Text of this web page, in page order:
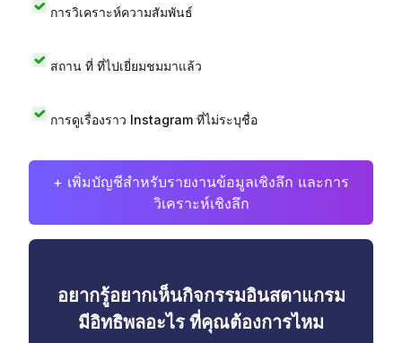
การวิเคราะห์ความสัมพันธ์
สถาน ที่ ที่ไปเยี่ยมชมมาแล้ว
การดูเรื่องราว Instagram ที่ไม่ระบุชื่อ
+ เพิ่มบัญชีสำหรับรายงานข้อมูลเชิงลึก และการ
วิเคราะห์เชิงลึก
อยากรู้อยากเห็นกิจกรรมอินสตาแกรม
มีอิทธิพลอะไร ที่คุณต้องการไหม